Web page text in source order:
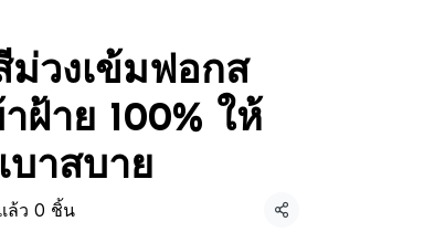
วงเข้มฟอกส
ฝ้าย 100% ให้
บาสบาย
ล้ว 0 ชิ้น แชร์